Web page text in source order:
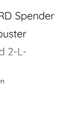
Spender
2-L-